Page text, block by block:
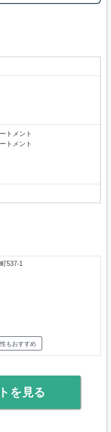
トメント
トメント
537-1
もおすすめ
を見る